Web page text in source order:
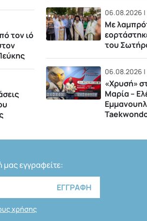
τον ιό
06.08.2026 |
Με
του
06.08.2026 |
«Χρυσή»
Μαρία –
μας εγγραφείτε:
χρήσης